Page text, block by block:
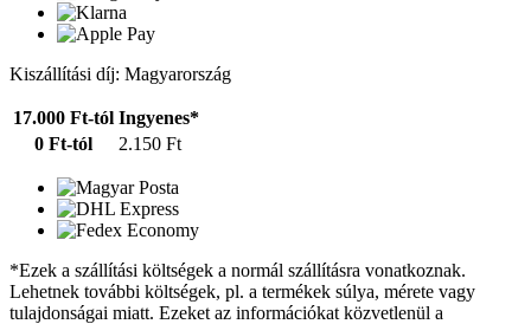
Kiszállítási díj: Magyarország
17.000 Ft-tól Ingyenes*
0 Ft-tól
2.150 Ft
*Ezek a szállítási költségek a normál szállításra vonatkoznak.
Lehetnek további költségek, pl. a termékek súlya, mérete vagy
tulajdonságai miatt. Ezeket az információkat közvetlenül a